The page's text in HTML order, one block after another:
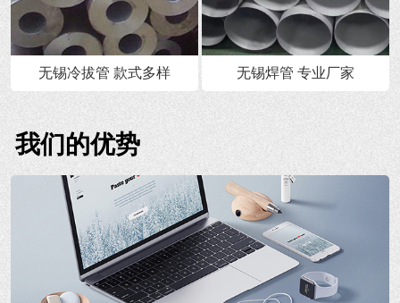
无锡冷拔管 款式多样 无锡焊管 专业厂家
我们的优势